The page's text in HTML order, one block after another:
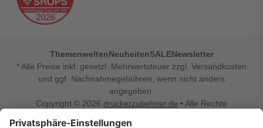
ThemenweltenNeuheitenSALENewsletter
* Alle Preise inkl. gesetzl. Mehrwertsteuer zzgl. Versandkosten
und ggf. Nachnahmegebühren, wenn nicht anders
angegeben.
Copyright © 2026 druckerzubehoer.de • Alle Rechte